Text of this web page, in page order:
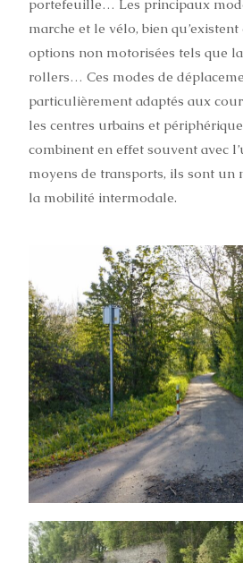
portefeuille… Les principaux
marche et le vélo, bien qu’existent
options non motorisées tels que
rollers… Ces modes de
particulièrement adaptés aux
les centres urbains et
combinent en effet souvent avec
moyens de transports, ils sont un
la mobilité intermodale.